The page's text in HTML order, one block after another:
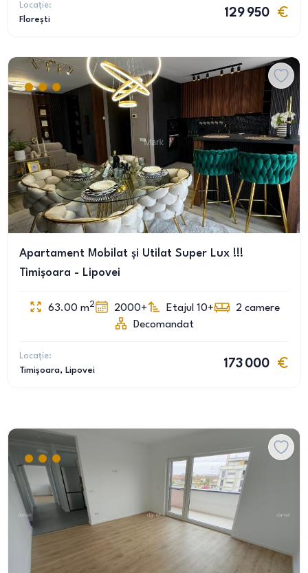
Locație:
Florești
129 950
Apartament Mobilat și Utilat Super Lux !!!
Timișoara - Lipovei
63.00 m2 2000+ Etajul 10+ 2 camere
Decomandat
Locație:
Timișoara, Lipovei
173 000